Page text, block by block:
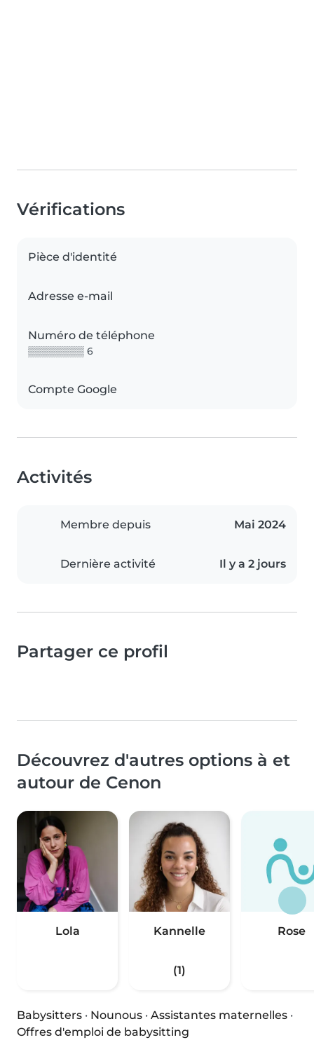
Vérifications
Pièce d'identité
Adresse e-mail
Numéro de téléphone
▒▒▒▒▒▒▒▒ 6
Compte Google
Activités
Membre depuis Mai 2024
Dernière activité Il y a 2 jours
Partager ce profil
Découvrez d'autres options à et
autour de Cenon
Lola Kannelle
(1)
Rose
Babysitters · Nounous · Assistantes maternelles ·
Offres d'emploi de babysitting